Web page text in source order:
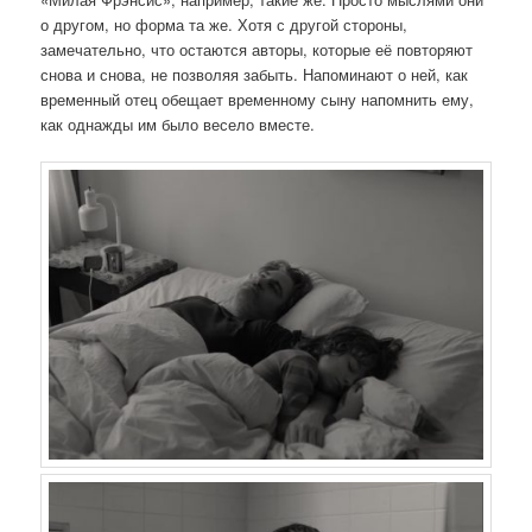
о другом, но форма та же. Хотя с другой стороны,
замечательно, что остаются авторы, которые её повторяют
снова и снова, не позволяя забыть. Напоминают о ней, как
временный отец обещает временному сыну напомнить ему,
как однажды им было весело вместе.